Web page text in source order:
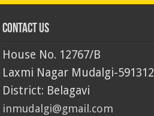
Contact Us
House No. 12767/B
Laxmi Nagar Mudalgi-591312
District: Belagavi
inmudalgi@gmail.com